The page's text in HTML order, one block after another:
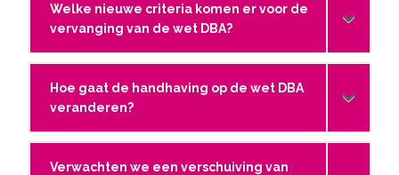
Welke nieuwe criteria komen er voor de
vervanging van de wet DBA?
Hoe gaat de handhaving op de wet DBA
veranderen?
Verwachten we een verschuiving van